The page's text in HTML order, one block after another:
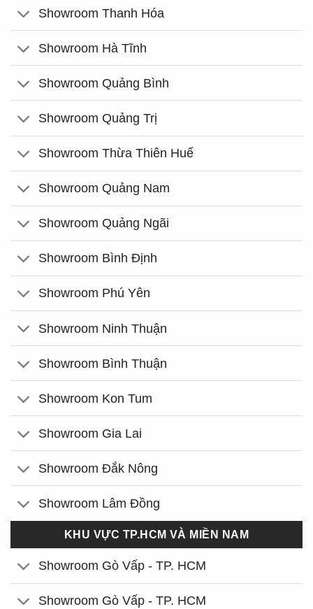
Showroom Thanh Hóa
Showroom Hà Tĩnh
Showroom Quảng Bình
Showroom Quảng Trị
Showroom Thừa Thiên Huế
Showroom Quảng Nam
Showroom Quảng Ngãi
Showroom Bình Định
Showroom Phú Yên
Showroom Ninh Thuận
Showroom Bình Thuận
Showroom Kon Tum
Showroom Gia Lai
Showroom Đắk Nông
Showroom Lâm Đồng
KHU VỰC TP.HCM VÀ MIỀN NAM
Showroom Gò Vấp - TP. HCM
Showroom Gò Vấp - TP. HCM